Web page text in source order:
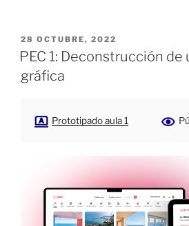
PUBLICADO
EL
28 OCTUBRE, 2022
PEC 1: Deconstrucción
gráfica
Prototipado aula 1